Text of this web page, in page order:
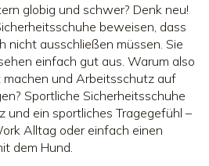
globig und schwer? Denk neu!
beweisen, dass
nicht ausschließen müssen. Sie
einfach gut aus. Warum also
und Arbeitsschutz auf
Sportliche Sicherheitsschuhe
und ein sportliches Tragegefühl –
Alltag oder einfach einen
dem Hund.